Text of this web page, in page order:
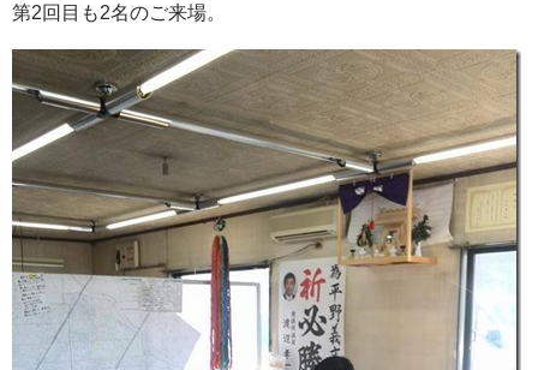
第2回目も2名のご来場。